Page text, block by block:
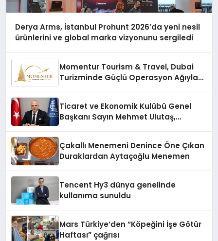
Derya Arms, İstanbul Prohunt 2026’da yeni nesil
ürünlerini ve global marka vizyonunu sergiledi
Momentur Tourism & Travel, Dubai
Turizminde Güçlü Operasyon Ağıyla
Ticaret ve Ekonomik Kulübü Genel
Başkanı Sayın Mehmet Ulutaş,
Çakallı Menemeni Denince Öne Çıkan
Duraklardan Aytaçoğlu Menemen
Tencent Hy3 dünya genelinde
kullanıma sunuldu
Mars Türkiye’den “Köpeğini İşe Götür
Haftası” çağrısı